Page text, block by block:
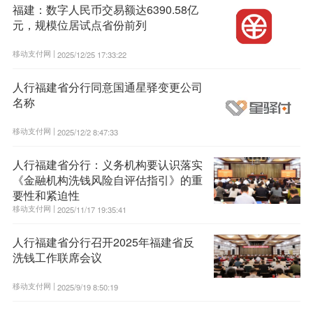
福建：数字人民币交易额达6390.58亿
元，规模位居试点省份前列
移动支付网 | 2025/12/25 17:33:22
人行福建省分行同意国通星驿变更公司
名称
移动支付网 | 2025/12/2 8:47:33
人行福建省分行：义务机构要认识落实
《金融机构洗钱风险自评估指引》的重
要性和紧迫性
移动支付网 | 2025/11/17 19:35:41
人行福建省分行召开2025年福建省反
洗钱工作联席会议
移动支付网 | 2025/9/19 8:50:19